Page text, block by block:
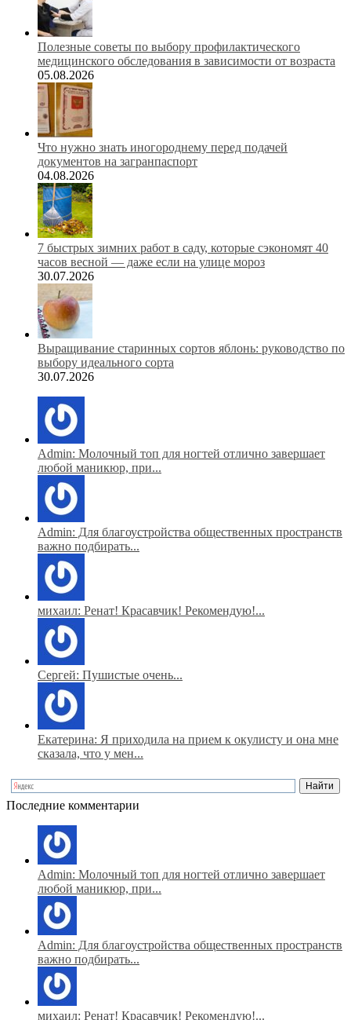
Полезные советы по выбору профилактического
медицинского обследования в зависимости от возраста
05.08.2026
Что нужно знать иногороднему перед подачей
документов на загранпаспорт
04.08.2026
7 быстрых зимних работ в саду, которые сэкономят 40
часов весной — даже если на улице мороз
30.07.2026
Выращивание старинных сортов яблонь: руководство по
выбору идеального сорта
30.07.2026
Admin: Молочный топ для ногтей отлично завершает
любой маникюр, при...
Admin: Для благоустройства общественных пространств
важно подбирать...
михаил: Ренат! Красавчик! Рекомендую!...
Сергей: Пушистые очень...
Екатерина: Я приходила на прием к окулисту и она мне
сказала, что у мен...
Последние комментарии
Admin: Молочный топ для ногтей отлично завершает
любой маникюр, при...
Admin: Для благоустройства общественных пространств
важно подбирать...
михаил: Ренат! Красавчик! Рекомендую!...